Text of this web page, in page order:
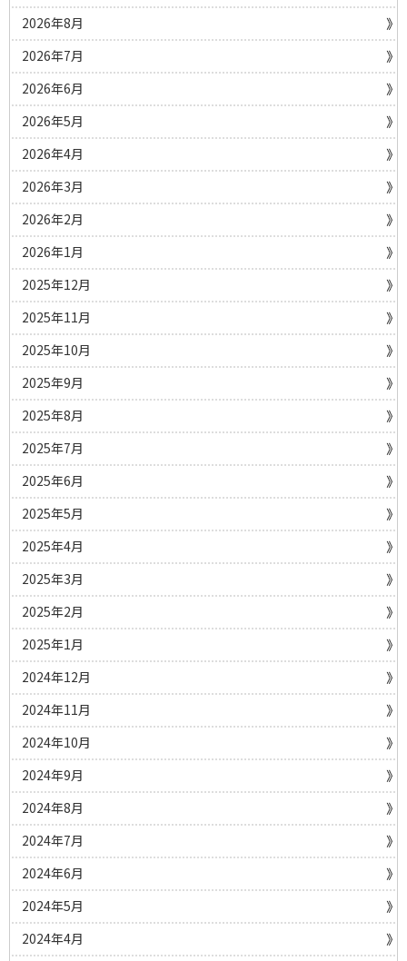
2026年8月
2026年7月
2026年6月
2026年5月
2026年4月
2026年3月
2026年2月
2026年1月
2025年12月
2025年11月
2025年10月
2025年9月
2025年8月
2025年7月
2025年6月
2025年5月
2025年4月
2025年3月
2025年2月
2025年1月
2024年12月
2024年11月
2024年10月
2024年9月
2024年8月
2024年7月
2024年6月
2024年5月
2024年4月